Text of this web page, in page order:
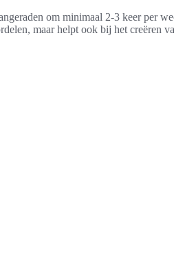
om minimaal 2-3 keer per
maar helpt ook bij het creëren